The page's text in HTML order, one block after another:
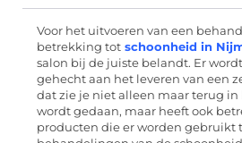
Voor het uitvoeren van een
betrekking tot schoonheid in
salon bij de juiste belandt. Er
gehecht aan het leveren van een
dat zie je niet alleen maar terug in
wordt gedaan, maar heeft ook
producten die er worden gebruikt